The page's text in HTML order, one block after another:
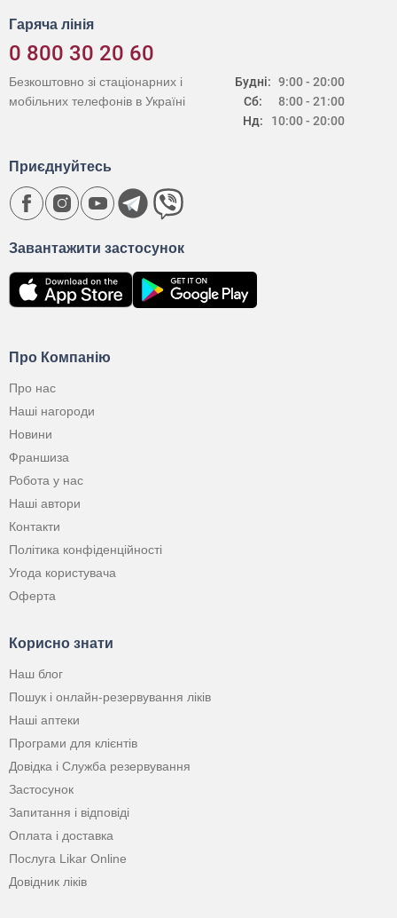
Гаряча лінія
0 800 30 20 60
Будні:
Сб:
Нд:
9:00 - 20:00
8:00 - 21:00
10:00 - 20:00
Безкоштовно зі стаціонарних і
мобільних телефонів в Україні
Про Компанію
Про нас
Наші нагороди
Новини
Франшиза
Робота у нас
Наші автори
Контакти
Політика конфіденційності
Угода користувача
Оферта
Корисно знати
Наш блог
Пошук і онлайн-резервування ліків
Наші аптеки
Програми для клієнтів
Довідка і Служба резервування
Застосунок
Запитання і відповіді
Оплата і доставка
Послуга Likar Online
Довідник ліків
Завантажити застосунок
Приєднуйтесь